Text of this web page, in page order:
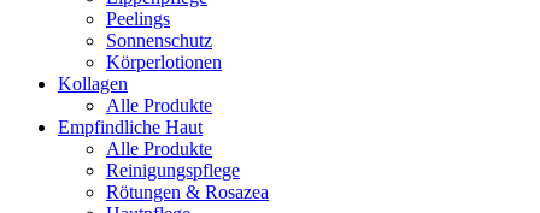
Peelings
Sonnenschutz
Körperlotionen
Kollagen
Alle Produkte
Empfindliche Haut
Alle Produkte
Reinigungspflege
Rötungen & Rosazea